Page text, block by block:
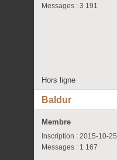
Messages : 3 191
Hors ligne
Baldur
Membre
Inscription : 2015-10-25
Messages : 1 167